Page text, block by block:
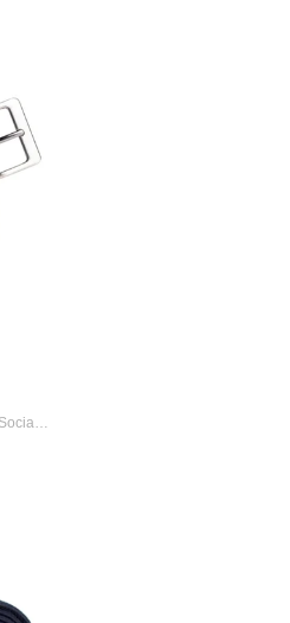
Cinto Masculino Fasolo Couro Social T104143 Café